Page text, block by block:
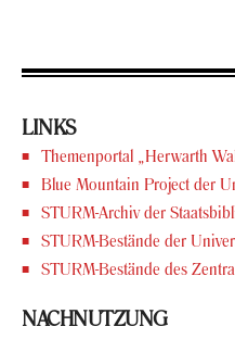
LINKS
The­men­por­tal „Her­warth
Blue Moun­tain Pro­ject der
STURM-​Archiv der
STURM-​Bestände der
STURM-​Bestände des
NACH­NUT­ZUNG